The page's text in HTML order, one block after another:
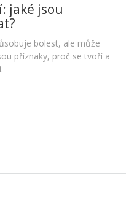
jaké jsou
bolest, ale může
příznaky, proč se tvoří a